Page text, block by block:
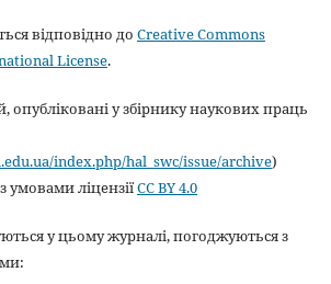
відповідно до Creative Commons
License.
опубліковані у збірнику наукових праць
index.php/hal_swc/issue/archive)
умовами ліцензіїCC BY 4.0
у цьому журналі, погоджуються з